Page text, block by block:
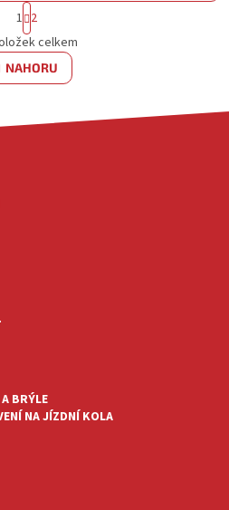
O
V
L
Á
A
S
T
R
Á
N
K
1 2
celkem
NAHORU
BRÝLE
NA JÍZDNÍ KOLA